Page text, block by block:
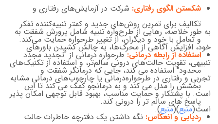
شکستن الگوی رفتاری: شرکت در آزمایش‌های رفتاری و
تکالیف برای تمرین روش‌های جدید و کمتر تنبیه‌کننده تفکر
و تعامل با خود و دیگران، از تغییر طرحواره حمایت می‌کند.
استفاده از رابطه درمانی:طرحواره درمانی از "تجدید مجدد
محدود" استفاده می کند، جایی که درمانگر شفقت و
بخشش را مدل می کند و به درمانجو کمک می کند تا این
پاسخ های سالم تر را درونی کند.
ردیابی و انعکاس: نگه داشتن یک دفترچه خاطرات حالت
به طور خلاصه، رهایی از طرح‌واره تنبیه شامل پرورش شفقت به
خود، افزایش آگاهی از محرک‌ها، به چالش کشیدن باورهای
تنبیهی، تقویت حالت‌های درونی سالم‌تر، و استفاده از تکنیک‌های
تجربی و رفتاری در طرحواره‌درمانی یا چارچوب‌های درمانی مشابه
است. با پشتکار و حمایت مناسب، بهبود قابل توجهی امکان پذیر
است(منبع)(منبع).